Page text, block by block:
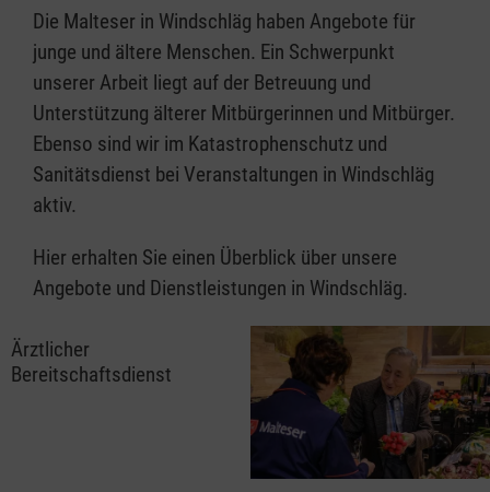
Die Malteser in Windschläg haben Angebote für
junge und ältere Menschen. Ein Schwerpunkt
unserer Arbeit liegt auf der Betreuung und
Unterstützung älterer Mitbürgerinnen und Mitbürger.
Ebenso sind wir im Katastrophenschutz und
Sanitätsdienst bei Veranstaltungen in Windschläg
aktiv.
Hier erhalten Sie einen Überblick über unsere
Angebote und Dienstleistungen in Windschläg.
Ärztlicher
Bereitschaftsdienst